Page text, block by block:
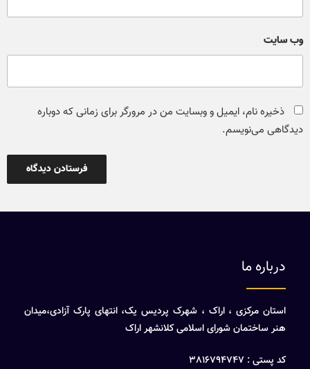
وب‌ سایت
ذخیره نام، ایمیل و وبسایت من در مرورگر برای زمانی که دوباره
دیدگاهی می‌نویسم.
درباره ما
استان مرکزی ، اراک ، شهرک پردیس یک، انتهای پارک آزادی،میدان
هنر ساختمان شورای اسلامی کلانشهر اراک
کد پستی : 3816794747